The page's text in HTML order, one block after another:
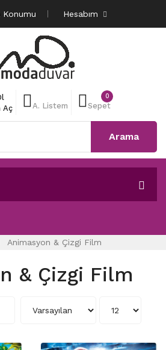
Konumu Hesabım
Aç A. Listem
0
Sepet
Arama
Animasyon & Çizgi Film
& Çizgi Film